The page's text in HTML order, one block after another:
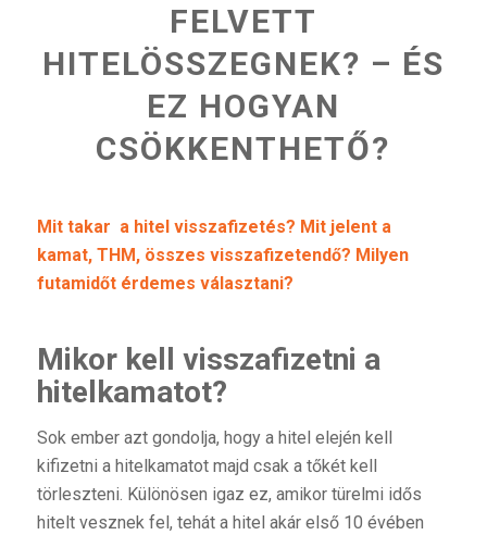
FELVETT
HITELÖSSZEGNEK? – ÉS
EZ HOGYAN
CSÖKKENTHETŐ?
Mit takar a hitel visszafizetés? Mit jelent a
kamat, THM, összes visszafizetendő? Milyen
futamidőt érdemes választani?
Mikor kell visszafizetni a
hitelkamatot?
Sok ember azt gondolja, hogy a hitel elején kell
kifizetni a hitelkamatot majd csak a tőkét kell
törleszteni. Különösen igaz ez, amikor türelmi idős
hitelt vesznek fel, tehát a hitel akár első 10 évében